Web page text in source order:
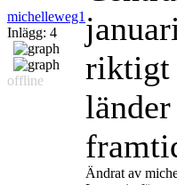
michelleweg1
Inlägg: 4
offline
riktigt
Ändrat av